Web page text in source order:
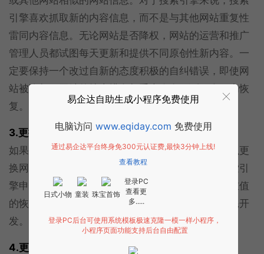
引擎喜欢抓取新的内容信息，而不是与其他网站重复性
雷同内容信息。无论网站是否降权，网站的运营和推广
管理人员都试图每天更新和提供不同原创性新内容。一
定要保持一个改过自新的态度积极的自纠错误，即使网
站被降权，网站的搜索排名权重也会在一到三个月内恢
复。
3.更换模板和核心内容：
如果网站意外降权的，作为网站运营推广人员，可以更
换网站模板和核心内容，做一个新网站，然后向搜索引
擎申请快照更新，这种方式也可以快速解决网站权重值
的恢复，这种方式也非常有效，只是这种方式比较耗开
发。
4.更改网站域名：
易企达自助生成小程序免费使用
电脑访问 www.eqiday.com 免费使用
通过易企达平台终身免300元认证费,最快3分钟上线!
查看教程
日式小物 童装 珠宝首饰
登录PC
查看更
多.....
登录PC后台可使用系统模板极速克隆一模一样小程序，
小程序页面功能支持后台自由配置